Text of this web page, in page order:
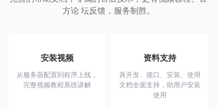
方论 坛反馈，服务制胜。
安装视频
从服务器配置到程序上线，
完整视频教程系统讲解
资料支持
具开发、接口、安装、使用
文档全面支持，助用户安装
使用